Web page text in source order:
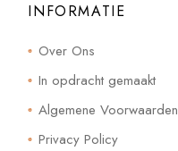
INFORMATIE
Over Ons
In opdracht gemaakt
Algemene Voorwaarden
Privacy Policy